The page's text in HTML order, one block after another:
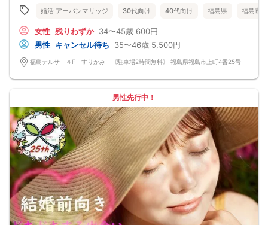
・女性先退出の出待ちNG対応
・連絡先交換自由・交換強要NG 等
◆◇第一印象はシステム分析で明瞭なカップル指名サポート※オリジナル 天使の
カード発行
◆◇ドレスコードなし！カジュアルスタイルでＯＫ！
◆◇男女バランス調整 最大でも±3名様までに調整いたします。
【人数調整が必要な企画ですので予定確定の上ご予約お願いいたします。キャン
ます。必ずキャンセルポリシーをご確認ください。】
各最低3名様以上の異性の方と出会える企画です。
【中止判断タイミング】
開始時間の最低4時間前
婚活 アーバンマリッジ 30代向け 40代向け 福島県 福島市
女性 残りわずか 34〜45歳 600円
男性 キャンセル待ち 35〜46歳 5,500円
福島テルサ ４F すりかみ 《駐車場2時間無料》 福島県福島市上町4番25号
男性先行中！